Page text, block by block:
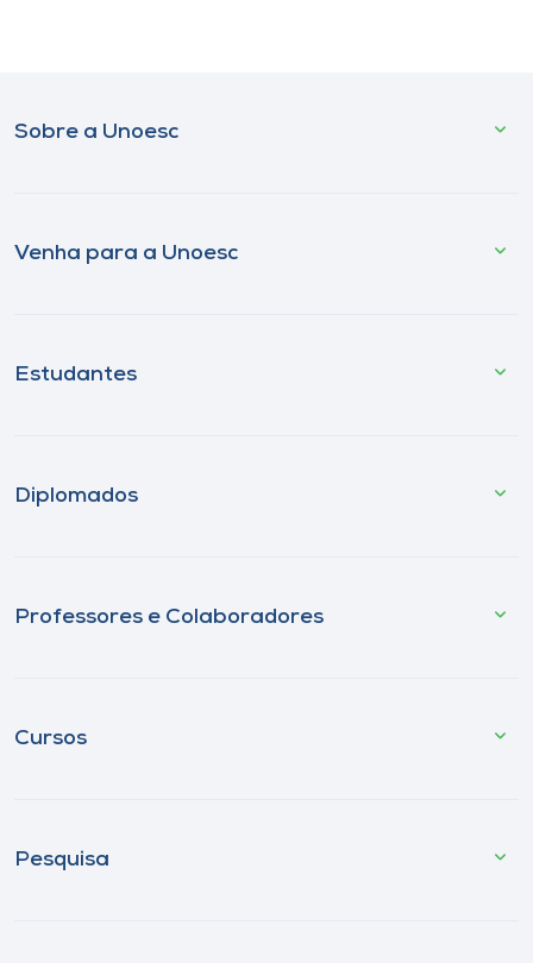
Sobre a Unoesc
Venha para a Unoesc
Estudantes
Diplomados
Professores e Colaboradores
Cursos
Pesquisa